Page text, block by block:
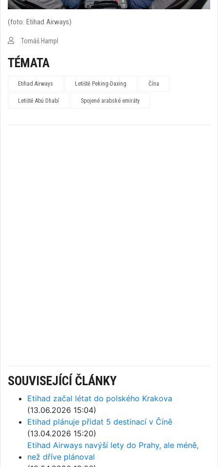
(foto: Etihad Airways)
Tomáš Hampl
TÉMATA
Etihad Airways Letiště Peking-Daxing Čína
Letiště Abú Dhabí Spojené arabské emiráty
SOUVISEJÍCÍ ČLÁNKY
Etihad začal létat do polského Krakova
(13.06.2026 15:04)
Etihad plánuje přidat 5 destinací v Číně
(13.04.2026 15:20)
Etihad Airways navýší lety do Prahy, ale méně,
než dříve plánoval